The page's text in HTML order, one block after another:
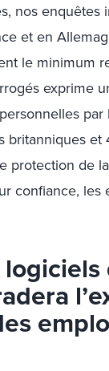
nos
et en
le minimum
exprime
britanniques
protection de
confiance, les